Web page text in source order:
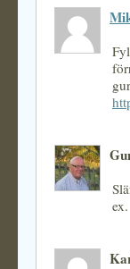
ex.